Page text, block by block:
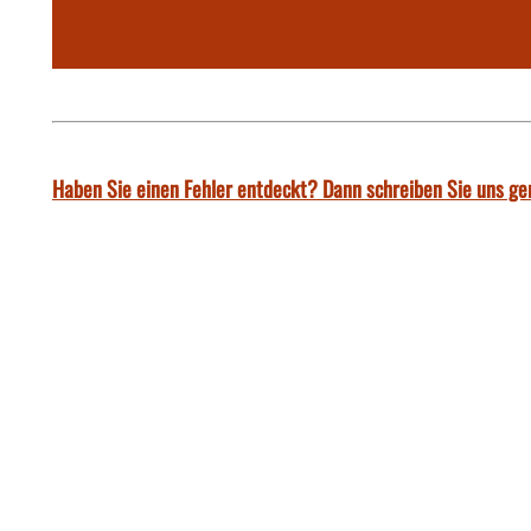
Haben Sie einen Fehler entdeckt? Dann schreiben Sie uns